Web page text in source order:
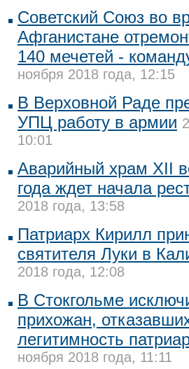
Советский Союз во
Афганистане
140 мечетей -
ноября 2018 года, 12:15
В Верховной Раде
УПЦ работу в армии
10:01
Аварийный храм XII
года ждет начала
2018 года, 13:58
Патриарх Кирилл
святителя Луки в
2018 года, 12:08
В Стокгольме
прихожан,
легитимность
ноября 2018 года, 11:11